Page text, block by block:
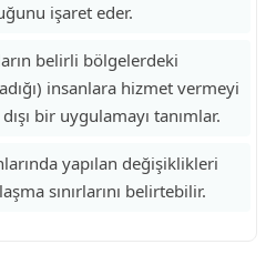
işaret eder.
belirli bölgelerdeki
insanlara hizmet vermeyi
bir uygulamayı tanımlar.
yapılan değişiklikleri
sınırlarını belirtebilir.